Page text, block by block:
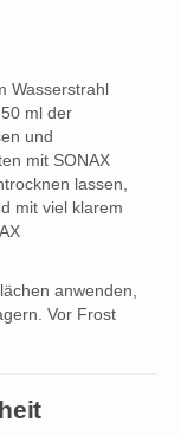
Wasserstrahl
ml der
und
mit SONAX
lassen,
mit viel klarem
anwenden,
Vor Frost